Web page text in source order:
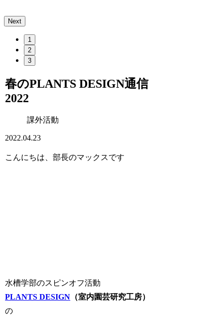
Next
1
2
3
春のPLANTS DESIGN通信
2022
課外活動
2022.04.23
こんにちは、部長のマックスです
水槽学部のスピンオフ活動
PLANTS DESIGN （室内園芸研究工房）
の